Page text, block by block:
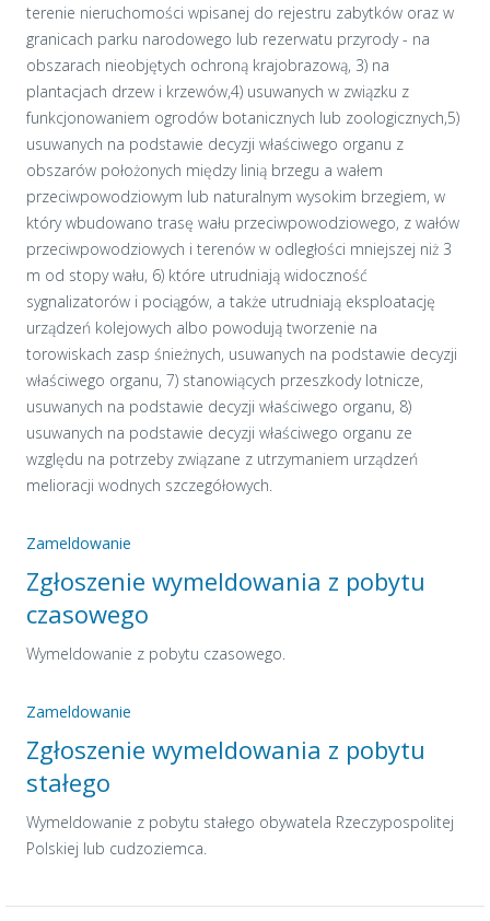
terenie nieruchomości wpisanej do rejestru zabytków oraz w
granicach parku narodowego lub rezerwatu przyrody - na
obszarach nieobjętych ochroną krajobrazową, 3) na
plantacjach drzew i krzewów,4) usuwanych w związku z
funkcjonowaniem ogrodów botanicznych lub zoologicznych,5)
usuwanych na podstawie decyzji właściwego organu z
obszarów położonych między linią brzegu a wałem
przeciwpowodziowym lub naturalnym wysokim brzegiem, w
który wbudowano trasę wału przeciwpowodziowego, z wałów
przeciwpowodziowych i terenów w odległości mniejszej niż 3
m od stopy wału, 6) które utrudniają widoczność
sygnalizatorów i pociągów, a także utrudniają eksploatację
urządzeń kolejowych albo powodują tworzenie na
torowiskach zasp śnieżnych, usuwanych na podstawie decyzji
właściwego organu, 7) stanowiących przeszkody lotnicze,
usuwanych na podstawie decyzji właściwego organu, 8)
usuwanych na podstawie decyzji właściwego organu ze
względu na potrzeby związane z utrzymaniem urządzeń
melioracji wodnych szczegółowych.
Zameldowanie
Zgłoszenie wymeldowania z pobytu
czasowego
Wymeldowanie z pobytu czasowego.
Zameldowanie
Zgłoszenie wymeldowania z pobytu
stałego
Wymeldowanie z pobytu stałego obywatela Rzeczypospolitej
Polskiej lub cudzoziemca.